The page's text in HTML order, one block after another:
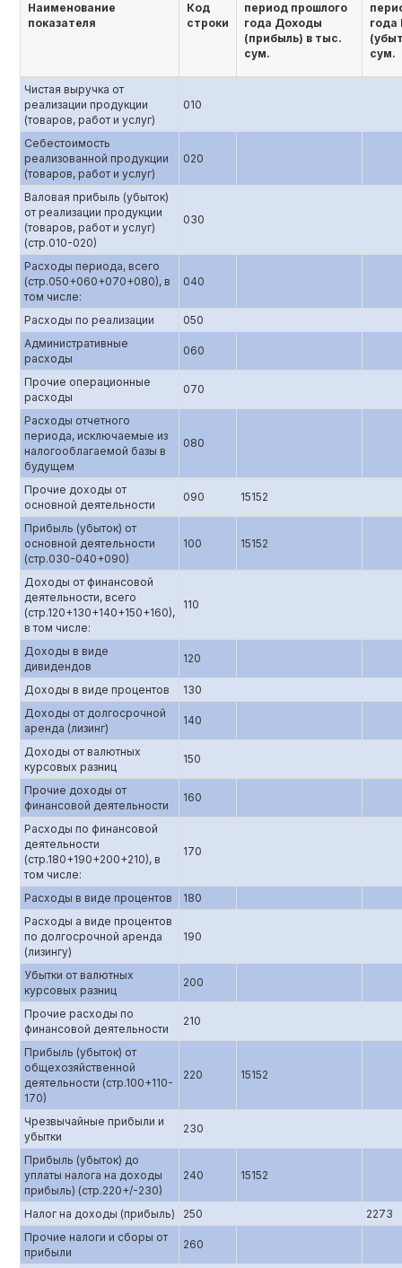
Наименование
показателя
Код
строки
период прошлого
года Доходы
(прибыль) в тыс.
сум.
года
сум.
Чистая выручка от
реализации продукции
(товаров, работ и услуг)
010
Себестоимость
реализованной продукции
(товаров, работ и услуг)
020
Валовая прибыль (убыток)
от реализации продукции
(товаров, работ и услуг)
(стр.010-020)
030
Расходы периода, всего
(стр.050+060+070+080), в
том числе:
040
Расходы по реализации
050
Административные
расходы
060
Прочие операционные
расходы
070
Расходы отчетного
периода, исключаемые из
налогооблагаемой базы в
будущем
080
Прочие доходы от
основной деятельности
090 15152
Прибыль (убыток) от
основной деятельности
(стр.0З0-040+090)
100 15152
Доходы от финансовой
деятельности, всего
(стр.120+130+140+150+160),
в том числе:
110
Доходы в виде
дивидендов
120
Доходы в виде процентов
130
Доходы от долгосрочной
аренда (лизинг)
140
Доходы от валютных
курсовых разниц
150
Прочие доходы от
финансовой деятельности
160
Расходы по финансовой
деятельности
(стр.180+190+200+210), в
том числе:
170
Расходы в виде процентов
180
Расходы а виде процентов
по долгосрочной аренда
(лизингу)
190
Убытки от валютных
курсовых разниц
200
Прочие расходы по
финансовой деятельности
210
Прибыль (убыток) от
общехозяйственной
деятельности (стр.100+110-
170)
220 15152
Чрезвычайные прибыли и
убытки
230
Прибыль (убыток) до
уплаты налога на доходы
прибыль) (стр.220+/-230)
240 15152
Налог на доходы (прибыль) 250
2273
Прочие налоги и сборы от
прибыли
260